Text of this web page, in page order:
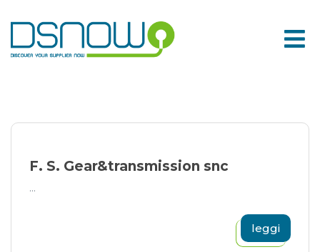
to
content
F. S. Gear&transmission snc
...
leggi